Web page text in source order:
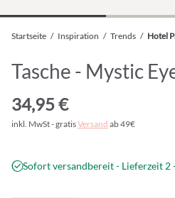
Startseite / Inspiration / Trends / Hotel
Tasche - Mystic
34,95 €
inkl. MwSt - gratisVersand ab 49€
Sofort versandbereit - Lieferzeit 2